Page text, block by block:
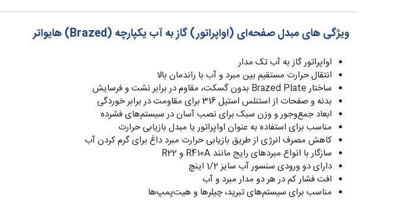
ویژگی های مبدل صفحه‌ای (اواپراتور) گاز به آب یکپارچه (Brazed) هایواتر
اواپراتور گاز به آب تک مدار
انتقال حرارت مستقیم بین مبرد و آب با راندمان بالا
ساختار Brazed Plate بدون گسکت، مقاوم در برابر نشت و فرسایش
بدنه و صفحات از استنلس استیل 316 برای مقاومت در برابر خوردگی
ابعاد جمع‌وجور و وزن سبک برای نصب آسان در سیستم‌های فشرده
مناسب برای استفاده به عنوان اواپراتور یا مبدل بازیابی حرارت
کاهش مصرف انرژی از طریق بازیابی حرارت مبرد داغ برای گرم کردن آب
سازگار با انواع مبردهای رایج مانند R410A و R22
دارای دو ورودی سنسور آب سایز 1/2 اینچ
افت فشار کم در هر دو مدار مبرد و آب
مناسب برای سیستم‌های تبرید، چیلرها و هیت‌پمپ‌ها